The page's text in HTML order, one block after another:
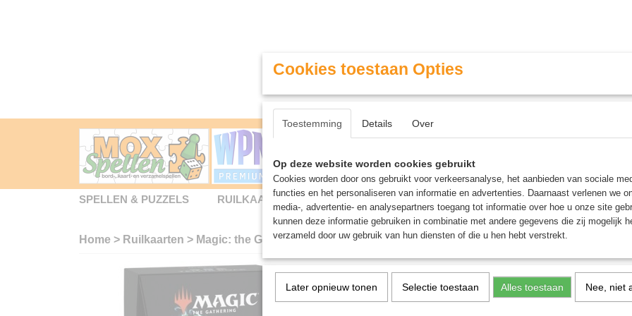
Contact & Openingstijden
SPELLEN & PUZZELS RUILKAARTEN MINIATURE GAMING ROLE PLAYING GAMES
Home > Ruilkaarten > Magic: the Gathering>Tarkir: Dragonstorm Commander Deck: Temur Roar -
Tarkir: Dragonstorm
Deck: Temur Roar -
Cookies toestaan Opties
Toestemming Details Over
Op deze website worden cookies gebruikt
Cookies worden door ons gebruikt voor verkeersanalyse, het aanbieden van sociale
functies en het personaliseren van informatie en advertenties. Daarnaast verlenen we
media-, advertentie- en analysepartners toegang tot informatie over hoe u onze site
kunnen deze informatie gebruiken in combinatie met andere gegevens die zij mogelijk
verzameld door uw gebruik van hun diensten of die u hen hebt verstrekt.
Later opnieuw tonen Selectie toestaan Alles toestaan Nee, niet